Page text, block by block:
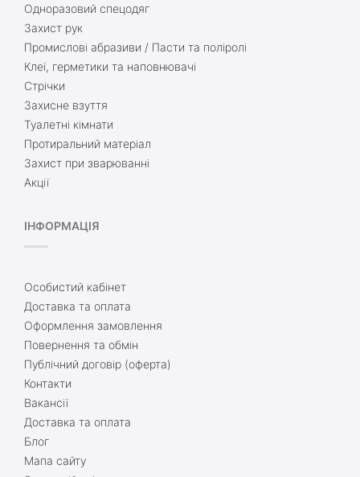
Одноразовий спецодяг
Захист рук
Промислові абразиви / Пасти та поліролі
Клеї, герметики та наповнювачі
Стрічки
Захисне взуття
Туалетні кімнати
Протиральний матеріал
Захист при зварюванні
Акції
ІНФОРМАЦІЯ
Особистий кабінет
Доставка та оплата
Оформлення замовлення
Повернення та обмін
Публічний договір (оферта)
Контакти
Вакансії
Доставка та оплата
Блог
Мапа сайту